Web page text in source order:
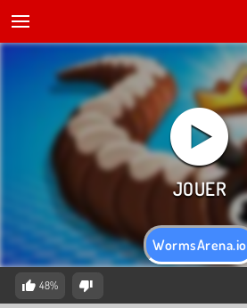
WormsArena.io
48%